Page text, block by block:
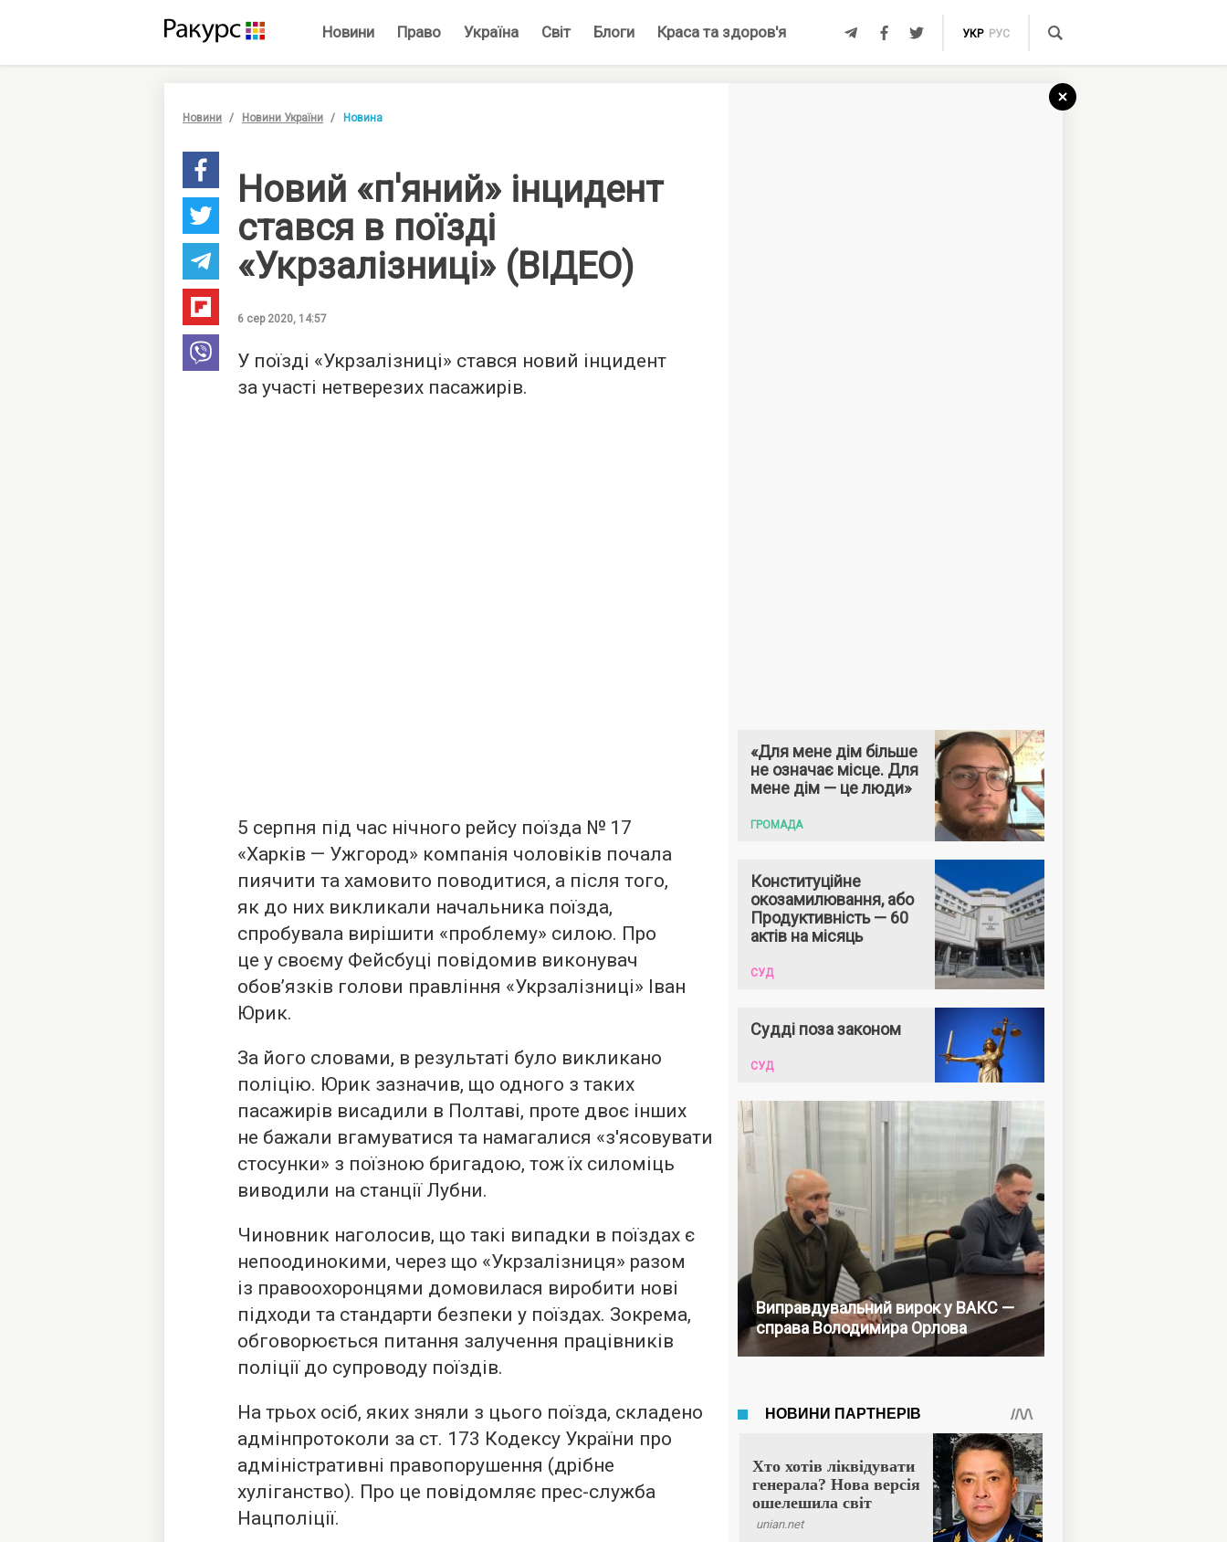
Новини Право Україна Світ Блоги Краса та здоров'я УКР РУС
Новини Новини України Новина
Новий «п'яний» інцидент
стався в поїзді
«Укрзалізниці» (ВІДЕО)
6 сер 2020, 14:57
У поїзді «Укрзалізниці» стався новий інцидент
за участі нетверезих пасажирів.
5 серпня під час нічного рейсу поїзда № 17
«Харків — Ужгород» компанія чоловіків почала
пиячити та хамовито поводитися, а після того,
як до них викликали начальника поїзда,
спробувала вирішити «проблему» силою. Про
це у своєму Фейсбуці повідомив виконувач
обов’язків голови правління «Укрзалізниці» Іван
Юрик.
За його словами, в результаті було викликано
поліцію. Юрик зазначив, що одного з таких
пасажирів висадили в Полтаві, проте двоє інших
не бажали вгамуватися та намагалися «з'ясовувати
стосунки» з поїзною бригадою, тож їх силоміць
виводили на станції Лубни.
Чиновник наголосив, що такі випадки в поїздах є
непоодинокими, через що «Укрзалізниця» разом
із правоохоронцями домовилася виробити нові
підходи та стандарти безпеки у поїздах. Зокрема,
обговорюється питання залучення працівників
поліції до супроводу поїздів.
На трьох осіб, яких зняли з цього поїзда, складено
адмінпротоколи за ст. 173 Кодексу України про
адміністративні правопорушення (дрібне
хуліганство). Про це повідомляє прес-служба
Нацполіції.
«Для мене дім більше
не означає місце. Для
мене дім — це люди»
ГРОМАДА
Конституційне
окозамилювання, або
Продуктивність — 60
актів на місяць
СУД
Судді поза законом
СУД
Виправдувальний вирок у ВАКС —
справа Володимира Орлова